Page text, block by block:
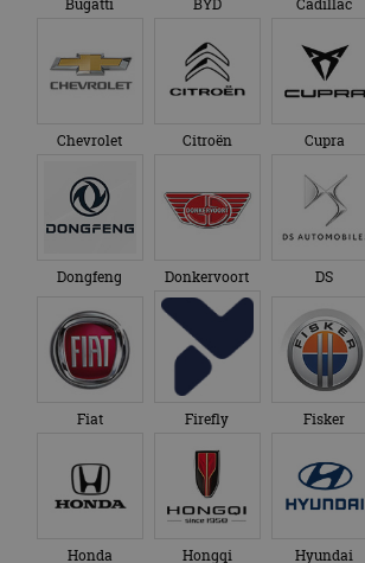
Chevrolet Citroën Cupra
Dongfeng Donkervoort DS
Fiat Firefly Fisker
Honda Hongqi Hyundai